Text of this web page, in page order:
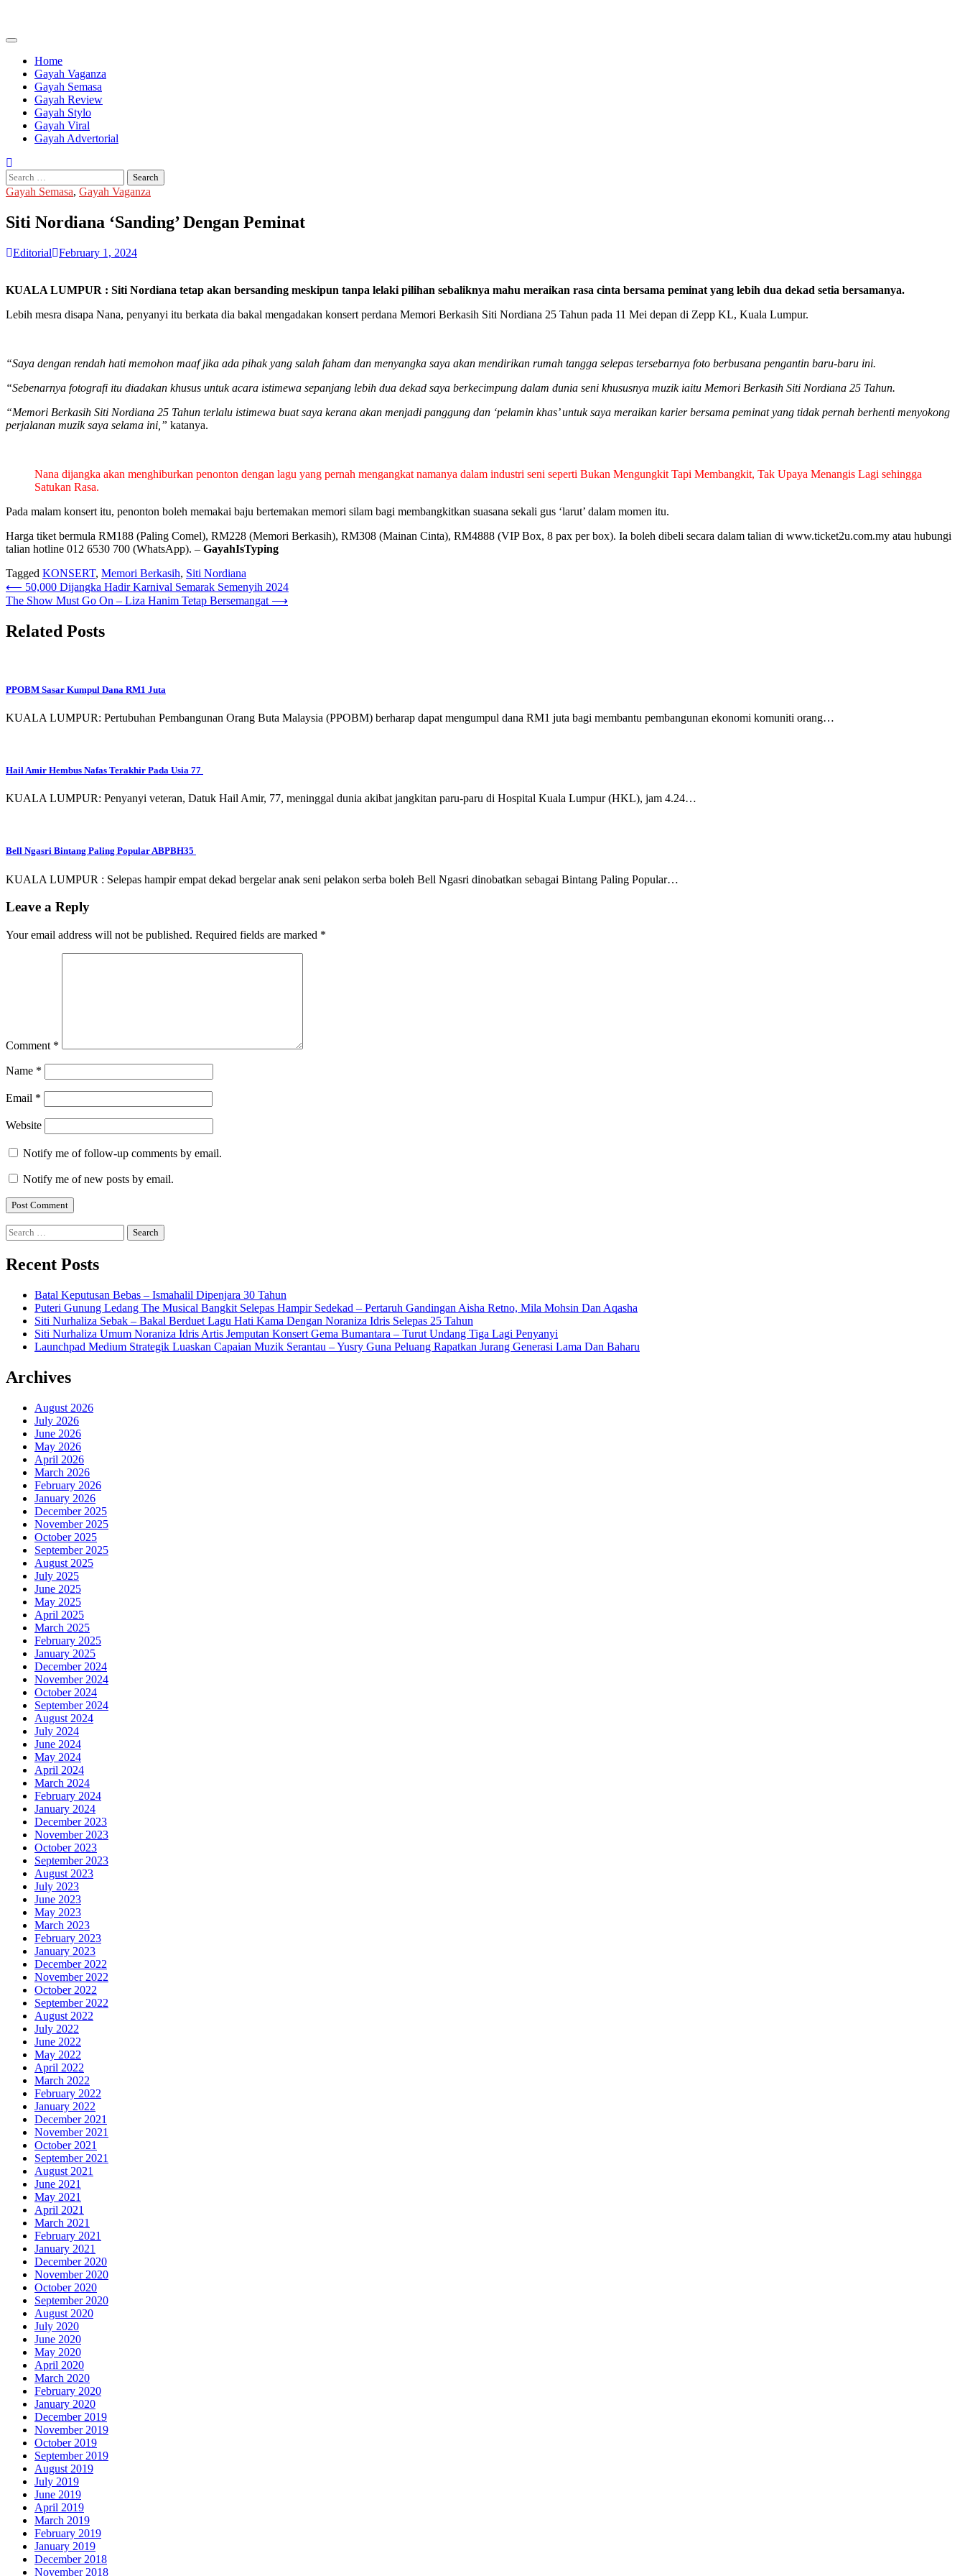
content
Home
Gayah Vaganza
Gayah Semasa
Gayah Review
Gayah Stylo
Gayah Viral
Gayah Advertorial
Search
for:
Gayah Semasa, Gayah Vaganza
Siti Nordiana ‘Sanding’ Dengan Peminat
Editorial February 1, 2024
KUALA LUMPUR : Siti Nordiana tetap akan bersanding meskipun tanpa lelaki pilihan sebaliknya mahu meraikan rasa cinta bersama peminat yang lebih dua dekad setia bersamanya.
Lebih mesra disapa Nana, penyanyi itu berkata dia bakal mengadakan konsert perdana Memori Berkasih Siti Nordiana 25 Tahun pada 11 Mei depan di Zepp KL, Kuala Lumpur.
“Saya dengan rendah hati memohon maaf jika ada pihak yang salah faham dan menyangka saya akan mendirikan rumah tangga selepas tersebarnya foto berbusana pengantin baru-baru ini.
“Sebenarnya fotografi itu diadakan khusus untuk acara istimewa sepanjang lebih dua dekad saya berkecimpung dalam dunia seni khususnya muzik iaitu Memori Berkasih Siti Nordiana 25 Tahun.
“Memori Berkasih Siti Nordiana 25 Tahun terlalu istimewa buat saya kerana akan menjadi panggung dan ‘pelamin khas’ untuk saya meraikan karier bersama peminat yang tidak pernah berhenti menyokong
perjalanan muzik saya selama ini,” katanya.
Nana dijangka akan menghiburkan penonton dengan lagu yang pernah mengangkat namanya dalam industri seni seperti Bukan Mengungkit Tapi Membangkit, Tak Upaya Menangis Lagi sehingga
Satukan Rasa.
Pada malam konsert itu, penonton boleh memakai baju bertemakan memori silam bagi membangkitkan suasana sekali gus ‘larut’ dalam momen itu.
Harga tiket bermula RM188 (Paling Comel), RM228 (Memori Berkasih), RM308 (Mainan Cinta), RM4888 (VIP Box, 8 pax per box). Ia boleh dibeli secara dalam talian di www.ticket2u.com.my atau hubungi
talian hotline 012 6530 700 (WhatsApp). – GayahIsTyping
Tagged KONSERT, Memori Berkasih, Siti Nordiana
Post
navigation
⟵ 50,000 Dijangka Hadir Karnival Semarak Semenyih 2024
The Show Must Go On – Liza Hanim Tetap Bersemangat ⟶
Related Posts
PPOBM Sasar Kumpul Dana RM1 Juta
KUALA LUMPUR: Pertubuhan Pembangunan Orang Buta Malaysia (PPOBM) berharap dapat mengumpul dana RM1 juta bagi membantu pembangunan ekonomi komuniti orang…
Hail Amir Hembus Nafas Terakhir Pada Usia 77
KUALA LUMPUR: Penyanyi veteran, Datuk Hail Amir, 77, meninggal dunia akibat jangkitan paru-paru di Hospital Kuala Lumpur (HKL), jam 4.24…
Bell Ngasri Bintang Paling Popular ABPBH35
KUALA LUMPUR : Selepas hampir empat dekad bergelar anak seni pelakon serba boleh Bell Ngasri dinobatkan sebagai Bintang Paling Popular…
Leave a Reply
Your email address will not be published. Required fields are marked *
Comment *
Name *
Email *
Website
Notify me of follow-up comments by email.
Notify me of new posts by email.
Search
for:
Recent Posts
Batal Keputusan Bebas – Ismahalil Dipenjara 30 Tahun
Puteri Gunung Ledang The Musical Bangkit Selepas Hampir Sedekad – Pertaruh Gandingan Aisha Retno, Mila Mohsin Dan Aqasha
Siti Nurhaliza Sebak – Bakal Berduet Lagu Hati Kama Dengan Noraniza Idris Selepas 25 Tahun
Siti Nurhaliza Umum Noraniza Idris Artis Jemputan Konsert Gema Bumantara – Turut Undang Tiga Lagi Penyanyi
Launchpad Medium Strategik Luaskan Capaian Muzik Serantau – Yusry Guna Peluang Rapatkan Jurang Generasi Lama Dan Baharu
Archives
August 2026
July 2026
June 2026
May 2026
April 2026
March 2026
February 2026
January 2026
December 2025
November 2025
October 2025
September 2025
August 2025
July 2025
June 2025
May 2025
April 2025
March 2025
February 2025
January 2025
December 2024
November 2024
October 2024
September 2024
August 2024
July 2024
June 2024
May 2024
April 2024
March 2024
February 2024
January 2024
December 2023
November 2023
October 2023
September 2023
August 2023
July 2023
June 2023
May 2023
March 2023
February 2023
January 2023
December 2022
November 2022
October 2022
September 2022
August 2022
July 2022
June 2022
May 2022
April 2022
March 2022
February 2022
January 2022
December 2021
November 2021
October 2021
September 2021
August 2021
June 2021
May 2021
April 2021
March 2021
February 2021
January 2021
December 2020
November 2020
October 2020
September 2020
August 2020
July 2020
June 2020
May 2020
April 2020
March 2020
February 2020
January 2020
December 2019
November 2019
October 2019
September 2019
August 2019
July 2019
June 2019
April 2019
March 2019
February 2019
January 2019
December 2018
November 2018